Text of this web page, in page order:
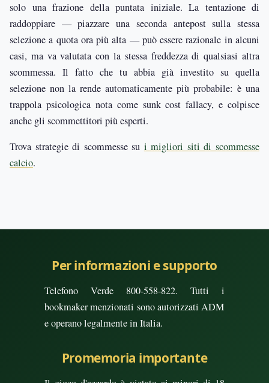
solo una frazione della puntata iniziale. La tentazione di
raddoppiare — piazzare una seconda antepost sulla stessa
selezione a quota ora più alta — può essere razionale in alcuni
casi, ma va valutata con la stessa freddezza di qualsiasi altra
scommessa. Il fatto che tu abbia già investito su quella
selezione non la rende automaticamente più probabile: è una
trappola psicologica nota come sunk cost fallacy, e colpisce
anche gli scommettitori più esperti.
Trova strategie di scommesse su i migliori siti di scommesse
calcio.
Per informazioni e supporto
Telefono Verde 800-558-822. Tutti i
bookmaker menzionati sono autorizzati ADM
e operano legalmente in Italia.
Promemoria importante